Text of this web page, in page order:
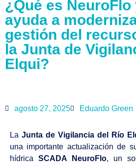
¿Qué es
ayuda a
gestión del
la Junta de
Elqui?
agosto 27, 2025 Eduardo Green
La Junta de Vigilancia del Río
una importante actualización de
hídrica SCADA NeuroFlo, un